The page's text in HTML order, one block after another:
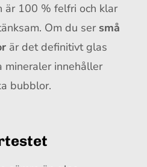
är 100 % felfri och klar
Om du ser små
är det definitivt glas
mineraler innehåller
bubblor.